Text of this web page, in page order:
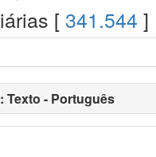
[ 341.544 ]
Texto - Português